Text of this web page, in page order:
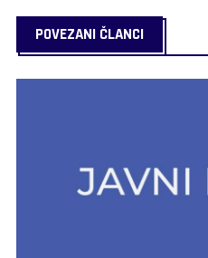
POVEZANI ČLANCI